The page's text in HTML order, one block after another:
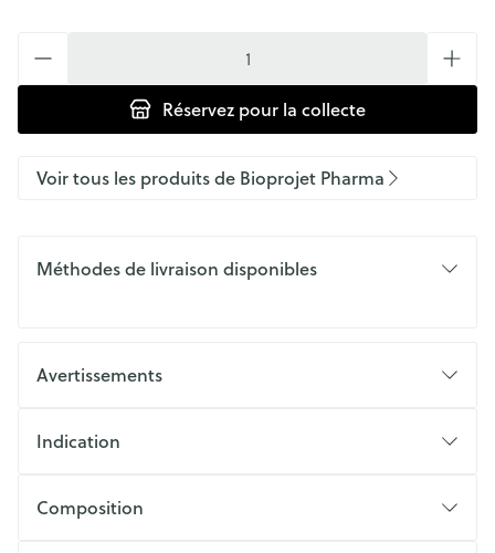
Réservez pour la collecte
Voir tous les produits de Bioprojet Pharma
Méthodes de livraison disponibles
Avertissements
Indication
Composition